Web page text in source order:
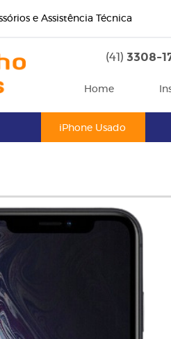
e Assistência Técnica
(41) 3308-
Home
iPhone Usado